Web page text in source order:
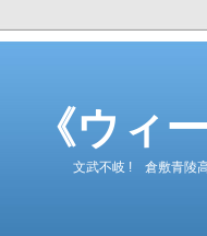
《ウィ
文武不岐 ! 倉敷青陵